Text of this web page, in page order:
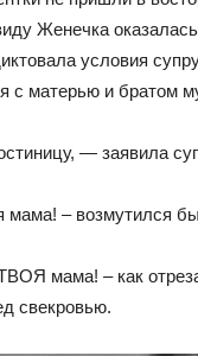
Женечка
условия
с матерью и братом
— заявила
– возмутился
мама! – как
свекровью.